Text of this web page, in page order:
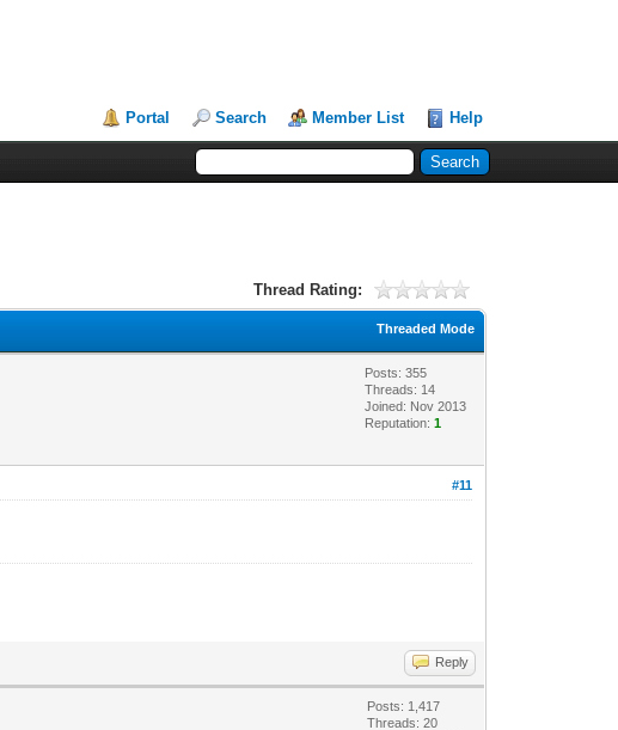
Portal Search Member List Help
Thread Rating:
Threaded Mode
Posts: 355
Threads: 14
Joined: Nov 2013
Reputation:1
#11
Reply
Posts: 1,417
Threads: 20